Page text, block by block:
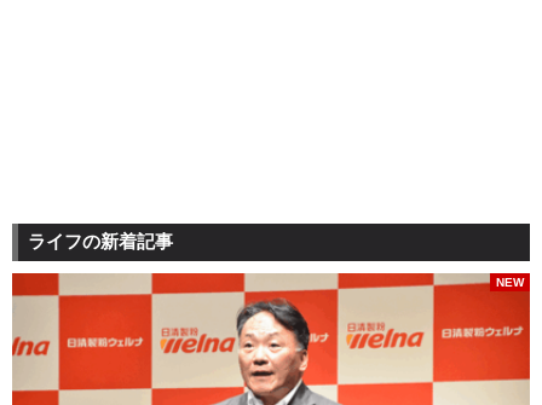
ライフの新着記事
NEW